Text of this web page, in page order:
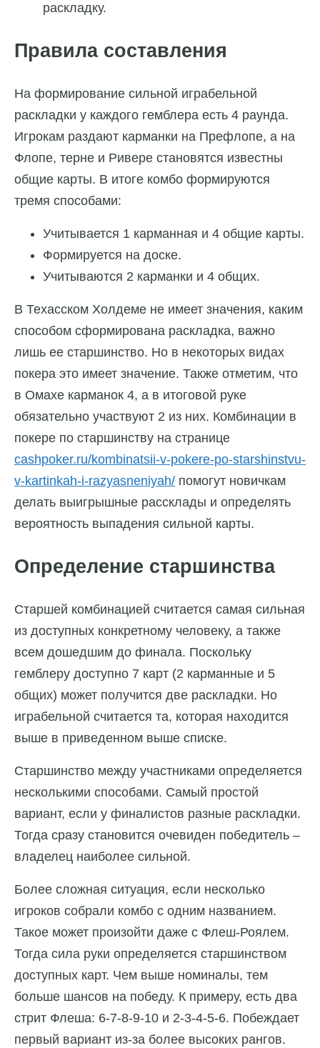
раскладку.
Правила составления
На формирование сильной играбельной
раскладки у каждого гемблера есть 4 раунда.
Игрокам раздают карманки на Префлопе, а на
Флопе, терне и Ривере становятся известны
общие карты. В итоге комбо формируются
тремя способами:
Учитывается 1 карманная и 4 общие карты.
Формируется на доске.
Учитываются 2 карманки и 4 общих.
В Техасском Холдеме не имеет значения, каким
способом сформирована раскладка, важно
лишь ее старшинство. Но в некоторых видах
покера это имеет значение. Также отметим, что
в Омахе карманок 4, а в итоговой руке
обязательно участвуют 2 из них. Комбинации в
покере по старшинству на странице
cashpoker.ru/kombinatsii-v-pokere-po-starshinstvu-
v-kartinkah-i-razyasneniyah/ помогут новичкам
делать выигрышные рассклады и определять
вероятность выпадения сильной карты.
Определение старшинства
Старшей комбинацией считается самая сильная
из доступных конкретному человеку, а также
всем дошедшим до финала. Поскольку
гемблеру доступно 7 карт (2 карманные и 5
общих) может получится две раскладки. Но
играбельной считается та, которая находится
выше в приведенном выше списке.
Старшинство между участниками определяется
несколькими способами. Самый простой
вариант, если у финалистов разные раскладки.
Тогда сразу становится очевиден победитель –
владелец наиболее сильной.
Более сложная ситуация, если несколько
игроков собрали комбо с одним названием.
Такое может произойти даже с Флеш-Роялем.
Тогда сила руки определяется старшинством
доступных карт. Чем выше номиналы, тем
больше шансов на победу. К примеру, есть два
стрит Флеша: 6-7-8-9-10 и 2-3-4-5-6. Побеждает
первый вариант из-за более высоких рангов.